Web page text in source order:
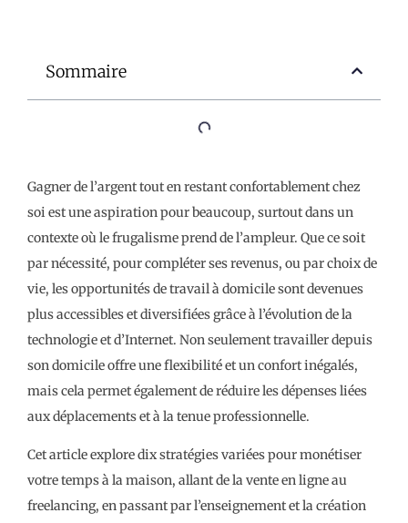
Sommaire
Gagner de l’argent tout en restant confortablement chez
soi est une aspiration pour beaucoup, surtout dans un
contexte où le frugalisme prend de l’ampleur. Que ce soit
par nécessité, pour compléter ses revenus, ou par choix de
vie, les opportunités de travail à domicile sont devenues
plus accessibles et diversifiées grâce à l’évolution de la
technologie et d’Internet. Non seulement travailler depuis
son domicile offre une flexibilité et un confort inégalés,
mais cela permet également de réduire les dépenses liées
aux déplacements et à la tenue professionnelle.
Cet article explore dix stratégies variées pour monétiser
votre temps à la maison, allant de la vente en ligne au
freelancing, en passant par l’enseignement et la création